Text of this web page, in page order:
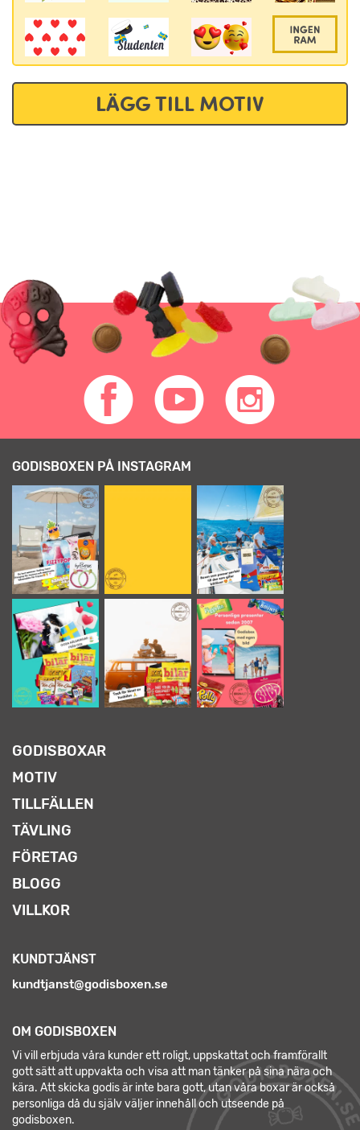
LÄGG TILL MOTIV
GODISBOXEN PÅ INSTAGRAM
GODISBOXAR
MOTIV
TILLFÄLLEN
TÄVLING
FÖRETAG
BLOGG
VILLKOR
KUNDTJÄNST
kundtjanst@godisboxen.se
OM GODISBOXEN
Vi vill erbjuda våra kunder ett roligt, uppskattat och framförallt
gott sätt att uppvakta och visa att man tänker på sina nära och
kära. Att skicka godis är inte bara gott, utan våra boxar är också
personliga då du själv väljer innehåll och utseende på
godisboxen.